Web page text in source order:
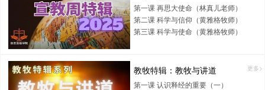
第一课 再思大使命（林真儿老师）
第二课 科学与信仰（黄雅格牧师）
第三课 科学与使命（黄雅格牧师）
教牧特辑：教牧与讲道 更多>
第一课 认识释经的重要（一）